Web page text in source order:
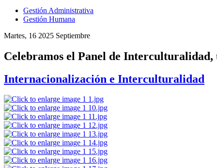
Gestión Administrativa
Gestión Humana
Martes, 16 2025 Septiembre
Celebramos el Panel de
Internacionalización e Interculturalidad